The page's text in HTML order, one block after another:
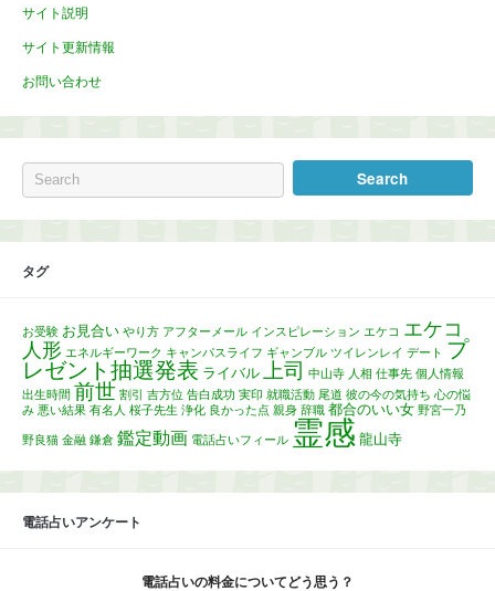
サイト説明
サイト更新情報
お問い合わせ
タグ
お受験 お見合い やり方 アフターメール インスピレーション エケコ エケコ
人形 エネルギーワーク キャンパスライフ ギャンブル ツイレンレイ デート プ
レゼント抽選発表 ライバル 上司 中山寺 人相 仕事先 個人情報
出生時間 前世 割引 吉方位 告白成功 実印 就職活動 尾道 彼の今の気持ち 心の悩
み 悪い結果 有名人 桜子先生 浄化 良かった点 親身 辞職 都合のいい女 野宮一乃
野良猫 金融 鎌倉 鑑定動画 電話占いフィール 霊感 龍山寺
電話占いアンケート
電話占いの料金についてどう思う？